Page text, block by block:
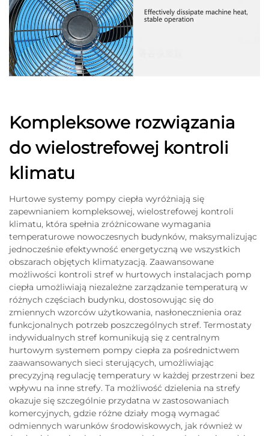
Kompleksowe rozwiązania
do wielostrefowej kontroli
klimatu
Hurtowe systemy pompy ciepła wyróżniają się
zapewnianiem kompleksowej, wielostrefowej kontroli
klimatu, która spełnia zróżnicowane wymagania
temperaturowe nowoczesnych budynków, maksymalizując
jednocześnie efektywność energetyczną we wszystkich
obszarach objętych klimatyzacją. Zaawansowane
możliwości kontroli stref w hurtowych instalacjach pomp
ciepła umożliwiają niezależne zarządzanie temperaturą w
różnych częściach budynku, dostosowując się do
zmiennych wzorców użytkowania, nasłonecznienia oraz
funkcjonalnych potrzeb poszczególnych stref. Termostaty
indywidualnych stref komunikują się z centralnym
hurtowym systemem pompy ciepła za pośrednictwem
zaawansowanych sieci sterujących, umożliwiając
precyzyjną regulację temperatury w każdej przestrzeni bez
wpływu na inne strefy. Ta możliwość dzielenia na strefy
okazuje się szczególnie przydatna w zastosowaniach
komercyjnych, gdzie różne działy mogą wymagać
odmiennych warunków środowiskowych, jak również w